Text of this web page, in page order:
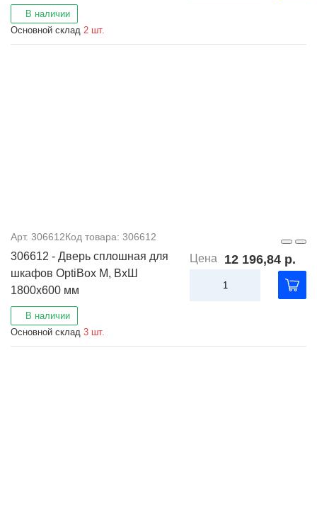
В наличии
Основной склад 2 шт.
Арт. 306612Код товара: 306612
306612 - Дверь сплошная для
шкафов OptiBox M, ВхШ
1800х600 мм
В наличии
Основной склад 3 шт.
Цена 12 196,84 р.